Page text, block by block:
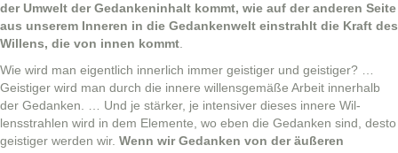
der Umwelt der Gedanken­in­halt kommt, wie auf der anderen Seite
aus unserem Inneren in die Gedanken­welt ein­strahlt die Kraft des
Wil­lens, die von innen kommt.
Wie wird man eigentlich inner­lich immer geistiger und geistiger? …
Geistiger wird man durch die innere wil­lens­gemäße Arbeit inner­halb
der Gedanken. … Und je stärk­er, je inten­siv­er dieses innere Wil­
lensstrahlen wird in dem Ele­mente, wo eben die Gedanken sind, desto
geistiger wer­den wir. Wenn wir Gedanken von der äußeren